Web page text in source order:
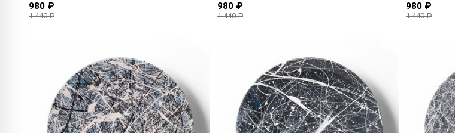
980 ₽
1 440 ₽
980 ₽
1 440 ₽
980 ₽
1 440 ₽